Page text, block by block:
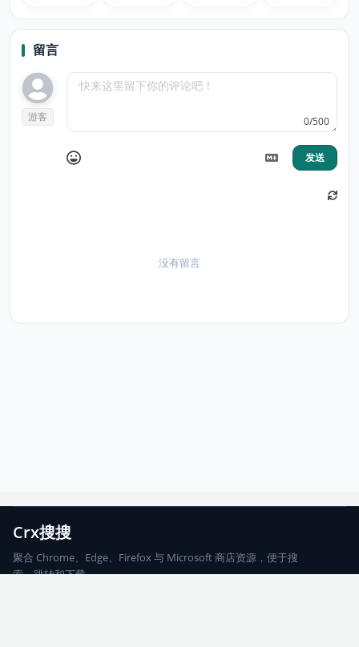
LRT
留言
游客 0/500
发送
没有留言
Crx搜搜
聚合 Chrome、Edge、Firefox 与 Microsoft 商店资源，便于搜
索、跳转和下载。